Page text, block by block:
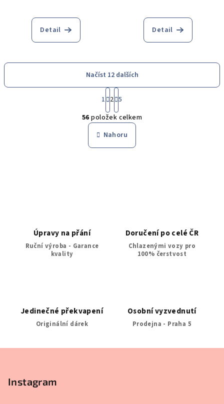
Detail Detail
O
v
l
á
Načíst 12 dalších
S
t
r
á
n
k
o
1 2 5
56 položek celkem
Nahoru
Úpravy na přání
Ruční výroba - Garance
kvality
Doručení po celé ČR
Chlazenými vozy pro
100% čerstvost
Jedinečné překvapení
Originální dárek
Osobní vyzvednutí
Prodejna - Praha 5
Instagram